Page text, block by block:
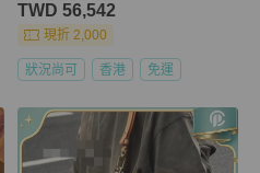
TWD 56,542
現折 2,000
狀況尚可 香港 免運